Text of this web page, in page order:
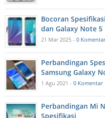
Bocoran
dan Galaxy Note 5
21 Mar 2025 - 0 Komentar
Perbandingan
Samsung Galaxy
1 Agu 2021 - 0 Komentar
Perbandingan Mi
Spesifikasi